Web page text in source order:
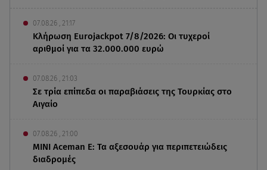
07.08.26 , 21:17
Κλήρωση Eurojackpot 7/8/2026: Οι τυχεροί
αριθμοί για τα 32.000.000 ευρώ
07.08.26 , 21:03
Σε τρία επίπεδα οι παραβιάσεις της Τουρκίας στο
Αιγαίο
07.08.26 , 21:00
MINI Aceman E: Τα αξεσουάρ για περιπετειώδεις
διαδρομές